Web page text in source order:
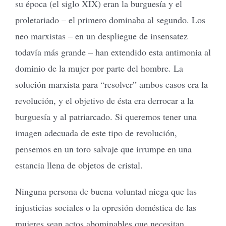
su época (el siglo XIX) eran la burguesía y el
proletariado – el primero dominaba al segundo. Los
neo marxistas – en un despliegue de insensatez
todavía más grande – han extendido esta antimonia al
dominio de la mujer por parte del hombre. La
solución marxista para “resolver” ambos casos era la
revolución, y el objetivo de ésta era derrocar a la
burguesía y al patriarcado. Si queremos tener una
imagen adecuada de este tipo de revolución,
pensemos en un toro salvaje que irrumpe en una
estancia llena de objetos de cristal.
Ninguna persona de buena voluntad niega que las
injusticias sociales o la opresión doméstica de las
mujeres sean actos abominables que necesitan